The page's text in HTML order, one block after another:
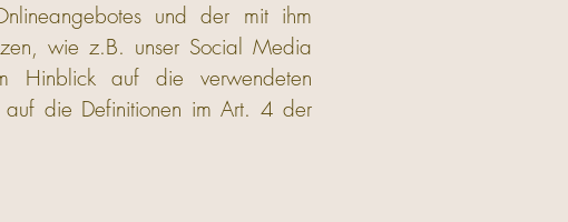
und der mit ihm
wie z.B. unser Social Media
Hinblick auf die verwendeten
auf die Definitionen im Art. 4 der